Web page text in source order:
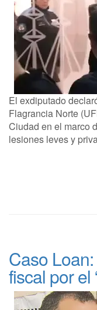
El exdiputado
Flagrancia Norte
Ciudad en el marco
lesiones leves y
Caso
fiscal por el